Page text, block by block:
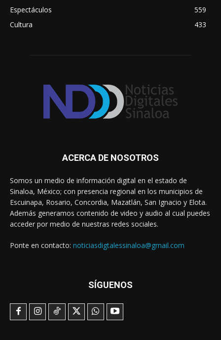
Espectáculos
559
Cultura
433
ACERCA DE NOSOTROS
Somos un medio de información digital en el estado de
Sinaloa, México; con presencia regional en los municipios de
Escuinapa, Rosario, Concordia, Mazatlán, San Ignacio y Elota.
Además generamos contenido de video y audio al cual puedes
acceder por medio de nuestras redes sociales.
Ponte en contacto: noticiasdigtalessinaloa@gmail.com
SÍGUENOS